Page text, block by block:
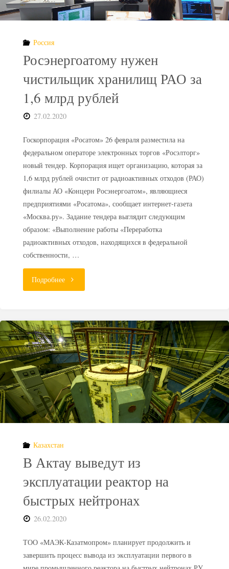
будут
Россия
Росэнергоатому нужен
чистильщик хранилищ РАО за
1,6 млрд рублей
27.02.2020
Госкорпорация «Росатом» 26 февраля разместила на
федеральном операторе электронных торгов «Росэлторг»
новый тендер. Корпорация ищет организацию, которая за
1,6 млрд рублей очистит от радиоактивных отходов (РАО)
филиалы АО «Концерн Росэнергоатом», являющиеся
предприятиями «Росатома», сообщает интернет-газета
«Москва.ру». Задание тендера выглядит следующим
образом: «Выполнение работы «Переработка
радиоактивных отходов, находящихся в федеральной
собственности, …
Подробнее"Росэнергоатому
чистильщик
хранилищ
РАО
за
1,6
Казахстан
В Актау выведут из
эксплуатации реактор на
быстрых нейтронах
26.02.2020
ТОО «МАЭК-Казатмопром» планирует продолжить и
завершить процесс вывода из эксплуатации первого в